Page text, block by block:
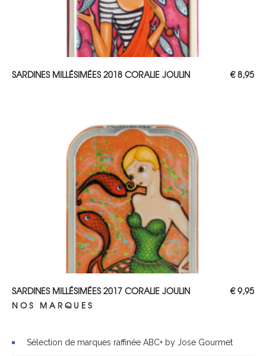
AJOUTER AU PANIER
SARDINES MILLÉSIMÉES 2018 CORALIE JOULIN €8,95
AJOUTER AU PANIER
SARDINES MILLÉSIMÉES 2017 CORALIE JOULIN €9,95
NOS MARQUES
Sélection de marques raffinée ABC+ by Jose Gourmet